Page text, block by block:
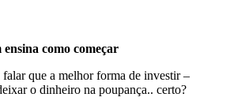
como começar
que a melhor forma de investir –
o dinheiro na poupança.. certo?